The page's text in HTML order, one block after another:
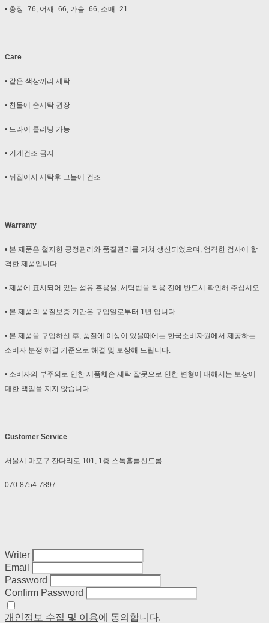
• 총장=76, 어깨=66, 가슴=66, 소매=21
Care
• 같은 색상끼리 세탁
• 찬물에 손세탁 권장
• 드라이 클리닝 가능
• 기계건조 금지
• 뒤집어서 세탁후 그늘에 건조
Warranty
• 본 제품은 철저한 공정관리와 품질관리를 거쳐 생산되었으며, 엄격한 검사에 합
격한 제품입니다.
• 제품에 표시되어 있는 섬유 혼용율, 세탁법을 착용 전에 반드시 확인해 주십시오.
• 본 제품의 품질보증 기간은 구입일로부터 1년 입니다.
• 본 제품을 구입하신 후, 품질에 이상이 있을때에는 한국소비자원에서 제공하는
소비자 분쟁 해결 기준으로 해결 및 보상해 드립니다.
• 소비자의 부주의로 인한 제품훼손 세탁 잘못으로 인한 변형에 대해서는 보상에
대한 책임을 지지 않습니다.
Customer Service
서울시 마포구 잔다리로 101, 1층 스톡홀름신드롬
070-8754-7897
Writer
Email
Password
Confirm Password
개인정보 수집 및 이용에 동의합니다.